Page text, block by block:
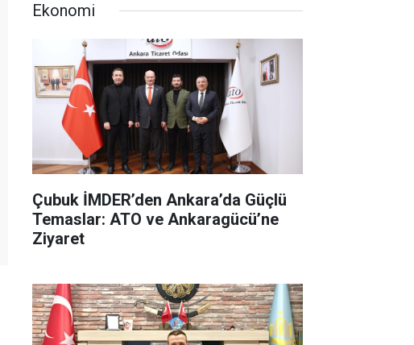
Ekonomi
Çubuk İMDER’den Ankara’da Güçlü
Temaslar: ATO ve Ankaragücü’ne
Ziyaret